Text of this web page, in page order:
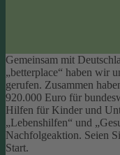
Gemeinsam mit
„betterplace“ haben wir
gerufen. Zusammen
920.000 Euro für
Hilfen für Kinder und
„Lebenshilfen“ und
Nachfolgeaktion. Seien
Start.